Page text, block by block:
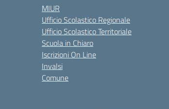
MIUR
Ufficio Scolastico Regionale
Ufficio Scolastico Territoriale
Scuola in Chiaro
Iscrizioni On Line
Invalsi
Comune